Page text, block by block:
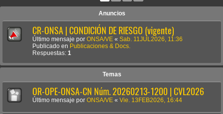
Anuncios
CR-ONSA | CONDICIÓN DE RIESGO (vigente)
Último mensaje por ONSA/VE « Sab. 11JUL2026, 11:36
Publicado en Publicaciones & Docs.
Respuestas: 1
Temas
OR-OPE-ONSA-CN Núm. 20260213-1200 | CVL2026
Último mensaje por ONSA/VE « Vie. 13FEB2026, 16:44